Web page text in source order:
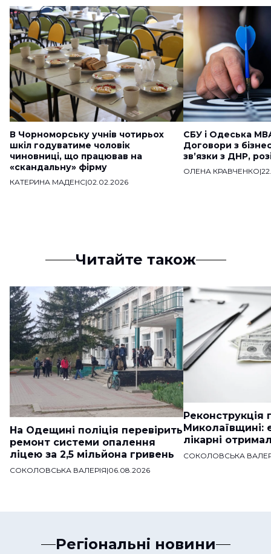
В Чорноморську учнів чотирьох
шкіл годуватиме чоловік
чиновниці, що працював на
«скандальну» фірму
КАТЕРИНА МАДЕНС|02.02.2026
СБУ і Одеська
Договори з
звʼязки з ДНР,
ОЛЕНА КРАВЧЕНКО|
Читайте також
На Одещині поліція перевірить
ремонт системи опалення
ліцею за 2,5 мільйона гривень
СОКОЛОВСЬКА ВАЛЕРІЯ|06.08.2026
Реконструкція
Миколаївщині:
лікарні
СОКОЛОВСЬКА
Регіональні новини